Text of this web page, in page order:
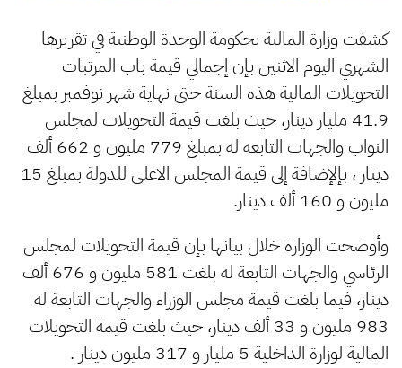
كشفت وزارة المالية بحكومة الوحدة الوطنية في تقريرها
الشهري اليوم الاثنين بإن إجمالي قيمة باب المرتبات
التحويلات المالية هذه السنة حتى نهاية شهر نوفمبر بمبلغ
41.9 مليار دينار، حيث بلغت قيمة التحويلات لمجلس
النواب والجهات التابعه له بمبلغ 779 مليون و 662 ألف
دينار ، بإلإضافة إلى قيمة المجلس الاعلى للدولة بمبلغ 15
مليون و 160 ألف دينار.
وأوضحت الوزارة خلال بيانها بإن قيمة التحويلات لمجلس
الرئاسي والجهات التابعة له بلغت 581 مليون و 676 ألف
دينار، فيما بلغت قيمة مجلس الوزراء والجهات التابعة له
983 مليون و 33 ألف دينار، حيث بلغت قيمة التحويلات
المالية لوزارة الداخلية 5 مليار و 317 مليون دينار .